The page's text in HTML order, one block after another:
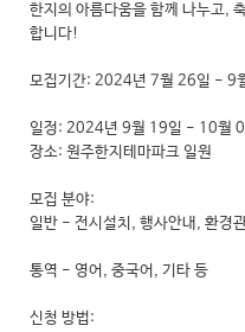
한지의 아름다움을 함께 나누고,
합니다!
모집기간: 2024년 7월 26일 - 9
일정: 2024년 9월 19일 - 10월
장소: 원주한지테마파크 일원
모집 분야:
일반 - 전시설치, 행사안내, 환경
통역 - 영어, 중국어, 기타 등
신청 방법: